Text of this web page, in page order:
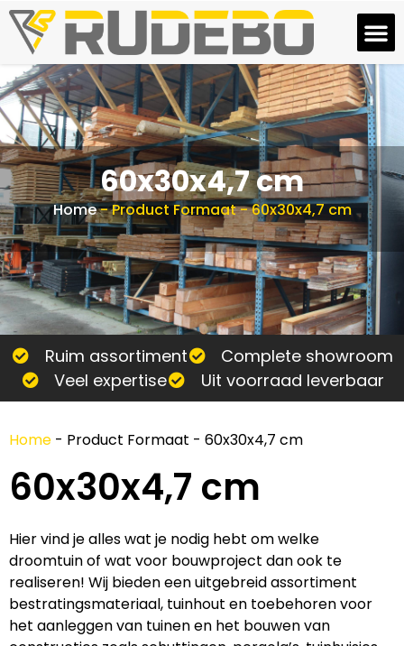
60x30x4,7 cm
Home-Product Formaat-60x30x4,7 cm
Ruim assortiment
Complete showroom
Veel expertise
Uit voorraad leverbaar
Home - Product Formaat - 60x30x4,7 cm
60x30x4,7 cm
Hier vind je alles wat je nodig hebt om welke
droomtuin of wat voor bouwproject dan ook te
realiseren! Wij bieden een uitgebreid assortiment
bestratingsmateriaal, tuinhout en toebehoren voor
het aanleggen van tuinen en het bouwen van